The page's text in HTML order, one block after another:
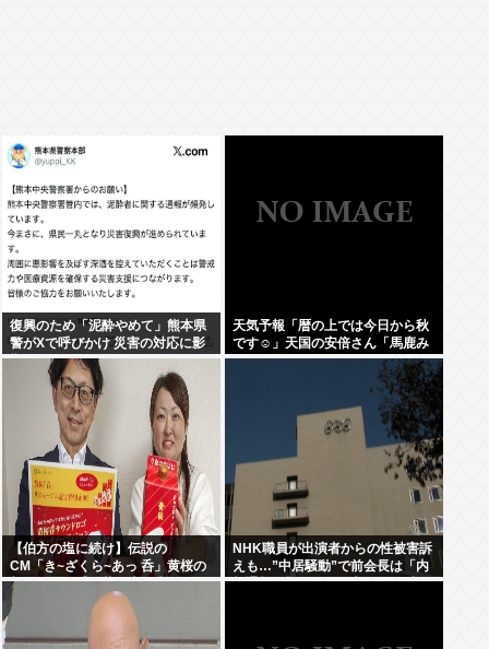
復興のため「泥酔やめて」熊本県
警がXで呼びかけ 災害の対応に影
響
天気予報「暦の上では今日から秋
です☺」天国の安倍さん「馬鹿み
たいな暦だな」
【伯方の塩に続け】伝説の
CM「き~ざくら~あっ 呑」黄桜の
新たな歌い手公募に志願者殺到
NHK職員が出演者からの性被害訴
えも…”中居騒動”で前会長は「内
部通報一切ない」発言との矛盾を